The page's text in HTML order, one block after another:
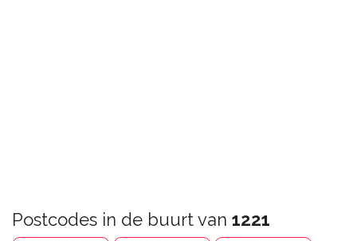
Postcodes in de buurt van 1221